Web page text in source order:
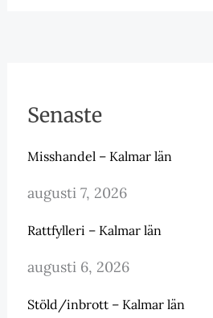
Senaste
Misshandel – Kalmar län
augusti 7, 2026
Rattfylleri – Kalmar län
augusti 6, 2026
Stöld/inbrott – Kalmar län